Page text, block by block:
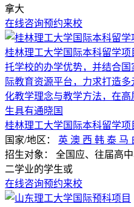
拿大
在线咨询预约来校
桂林理工大学国际本科留学
托学校的办学优势，并结合
际教育资源平台，力求打造
化教学理念与教学方法，在
生具有通晓国
桂林理工大学国际本科留学项
国家/地区： 英 澳 西 韩 泰 马
招生对象： 全国应、往届高
二学业的学生或
在线咨询预约来校